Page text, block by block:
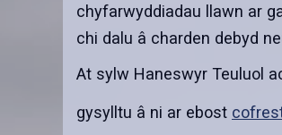
chyfarwyddiadau llawn ar
chi dalu â charden debyd
At sylw Haneswyr Teuluol
gysylltu â ni ar ebost